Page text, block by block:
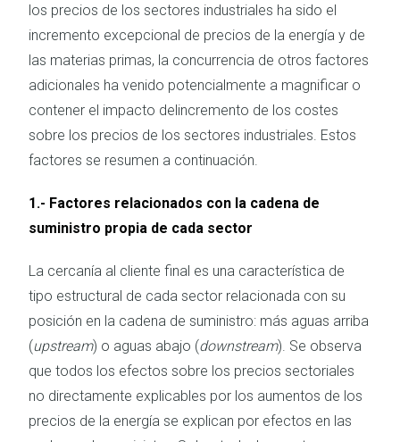
los precios de los sectores industriales ha sido el
incremento excepcional de precios de la energía y de
las materias primas, la concurrencia de otros factores
adicionales ha venido potencialmente a magnificar o
contener el impacto delincremento de los costes
sobre los precios de los sectores industriales. Estos
factores se resumen a continuación.
1.- Factores relacionados con la cadena de
suministro propia de cada sector
La cercanía al cliente final es una característica de
tipo estructural de cada sector relacionada con su
posición en la cadena de suministro: más aguas arriba
(upstream) o aguas abajo (downstream). Se observa
que todos los efectos sobre los precios sectoriales
no directamente explicables por los aumentos de los
precios de la energía se explican por efectos en las